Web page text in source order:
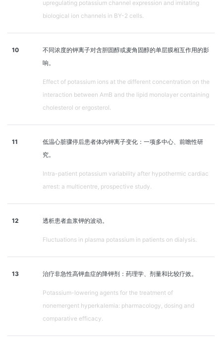
upregulating potassium channel expression and imitating
biological ion channels in BY-2 cells.
10
不同浓度的钾离子对含胆固醇或麦角固醇的单层膜相互作用的影
响。
Effect of potassium ions at the different concentration on the
interaction between AmB and the lipid monolayer containing
cholesterol or ergosterol.
11
低温心脏骤停后患者体内钾离子变化：一项多中心、前瞻性研
究。
Intra-patient potassium variability after hypothermic cardiac
arrest: a multicentre, prospective study.
12 透析患者血浆钾的波动。
Fluctuations in plasma potassium in patients on dialysis.
13 治疗非急性高钾血症的降钾剂：药理学、剂量和比较疗效。
Potassium-lowering agents for the treatment of
nonemergent hyperkalemia: pharmacology, dosing and
comparative efficacy.